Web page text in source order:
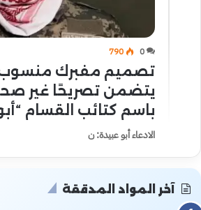
0
790
تصميم مفبرك منسوب
يتضمن تصريحًا غير
باسم كتائب القسام
الادعاء أبو عبيدة: ن
آخر المواد المدققة